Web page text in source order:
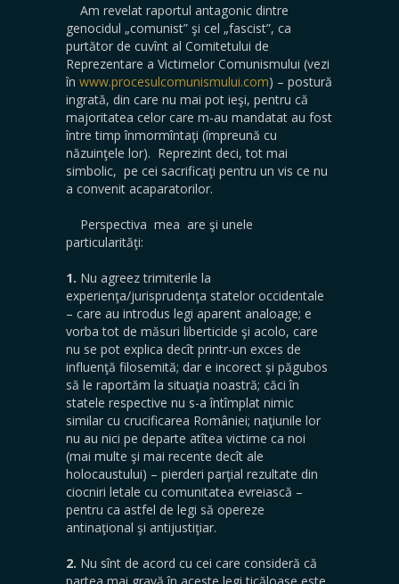
Am revelat raportul antagonic dintre
genocidul „comunist” şi cel „fascist”, ca
purtător de cuvînt al Comitetului de
Reprezentare a Victimelor Comunismului (vezi
în www.procesulcomunismului.com) – postură
ingrată, din care nu mai pot ieşi, pentru că
majoritatea celor care m-au mandatat au fost
între timp înmormîntaţi (împreună cu
năzuinţele lor). Reprezint deci, tot mai
simbolic, pe cei sacrificaţi pentru un vis ce nu
a convenit acaparatorilor.
Perspectiva mea are şi unele
particularităţi:
1. Nu agreez trimiterile la
experienţa/jurisprudenţa statelor occidentale
– care au introdus legi aparent analoage; e
vorba tot de măsuri liberticide şi acolo, care
nu se pot explica decît printr-un exces de
influenţă filosemită; dar e incorect şi păgubos
să le raportăm la situaţia noastră; căci în
statele respective nu s-a întîmplat nimic
similar cu crucificarea României; naţiunile lor
nu au nici pe departe atîtea victime ca noi
(mai multe şi mai recente decît ale
holocaustului) – pierderi parţial rezultate din
ciocniri letale cu comunitatea evreiască –
pentru ca astfel de legi să opereze
antinaţional şi antijustiţiar.
2. Nu sînt de acord cu cei care consideră că
partea mai gravă în aceste legi ticăloase este